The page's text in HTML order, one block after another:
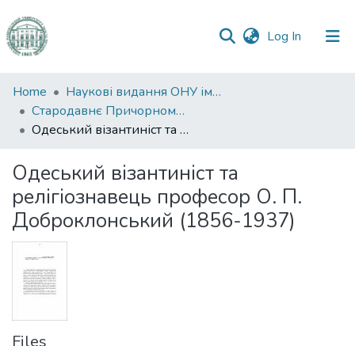
Log In (current)
Communities
&
Collections
Statistics
Home
Наукові видання ОНУ імені І. І. Мечникова
Стародавнє Причорномор’я
Одеський візантиніст та релігіознавець професор О. П. Доброклонський (1856-1937)
Одеський візантиніст та
релігіознавець професор О. П.
Доброклонський (1856-1937)
Files